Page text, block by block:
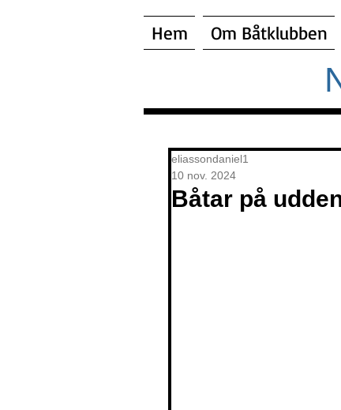
Hem Om Båtklubben
Båtar på
eliassondaniel1
10 nov. 2024